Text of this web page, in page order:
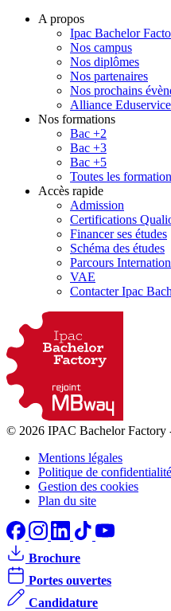
A propos
Ipac Bachelor
Nos campus
Nos diplômes
Nos partenaires
Nos prochains
Alliance
Nos formations
Bac +2
Bac +3
Bac +5
Toutes les
Accès rapide
Admission
Certifications
Financer ses études
Schéma des études
Parcours
VAE
Contacter Ipac
© 2026 IPAC Bachelor Factory
Mentions légales
Politique de confidentialité
Gestion des cookies
Plan du site
Brochure
Portes ouvertes
Candidature